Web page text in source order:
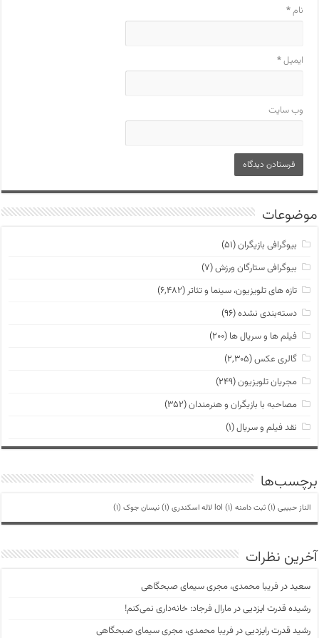
نام*
ایمیل*
وب‌ سایت
موضوعات
بیوگرافی بازیگران(۵۱)
بیوگرافی ستارگان ورزش(۷)
تازه های تلویزیون، سینما و تئاتر (۶,۴۸۲)
دسته‌بندی نشده(۹۶)
فیلم ها و سریال ها (۲۰۰)
گالری عکس(۲,۳۰۵)
مجریان تلویزیون(۲۴۹)
مصاحبه با بازیگران و هنرمندان(۳۵۲)
نقد فیلم و سریال(۱)
برچسب‌ها
الناز حبیبی (1) ثبت دامنه lol (1) لاله اسکندری (1) نیسان جوک (1)
آخرین نظرات
سعیددرفریبا محمدی، مجری سیمای صبحگاهی
رشیده قدرت ایزدییدرمارال فرجاد: خانه‌داری نمی‌کنم!
رشید قدرت رایزدییدرفریبا محمدی، مجری سیمای صبحگاهی